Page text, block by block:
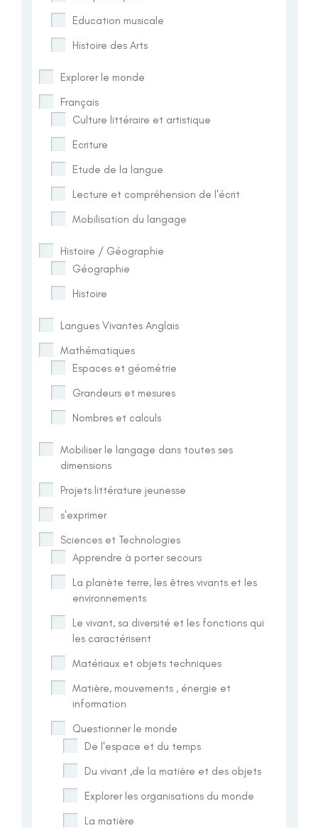
Education musicale
Histoire des Arts
Explorer le monde
Français
Culture littéraire et artistique
Ecriture
Etude de la langue
Lecture et compréhension de l'écrit
Mobilisation du langage
Histoire / Géographie
Géographie
Histoire
Langues Vivantes Anglais
Mathématiques
Espaces et géométrie
Grandeurs et mesures
Nombres et calculs
Mobiliser le langage dans toutes ses
dimensions
Projets littérature jeunesse
s'exprimer
Sciences et Technologies
Apprendre à porter secours
La planète terre, les êtres vivants et les
environnements
Le vivant, sa diversité et les fonctions qui
les caractérisent
Matériaux et objets techniques
Matière, mouvements , énergie et
information
Questionner le monde
De l'espace et du temps
Du vivant ,de la matière et des objets
Explorer les organisations du monde
La matière